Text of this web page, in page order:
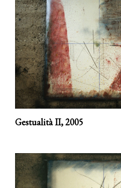
Gestualità II,2005